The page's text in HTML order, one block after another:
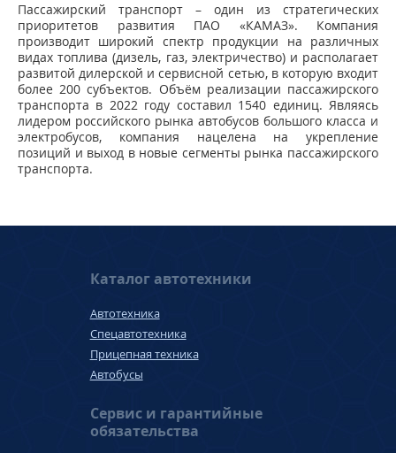
Пассажирский транспорт – один из стратегических
приоритетов развития ПАО «КАМАЗ». Компания
производит широкий спектр продукции на различных
видах топлива (дизель, газ, электричество) и располагает
развитой дилерской и сервисной сетью, в которую входит
более 200 субъектов. Объём реализации пассажирского
транспорта в 2022 году составил 1540 единиц. Являясь
лидером российского рынка автобусов большого класса и
электробусов, компания нацелена на укрепление
позиций и выход в новые сегменты рынка пассажирского
транспорта.
Каталог автотехники
Автотехника
Спецавтотехника
Прицепная техника
Автобусы
Сервис и гарантийные
обязательства